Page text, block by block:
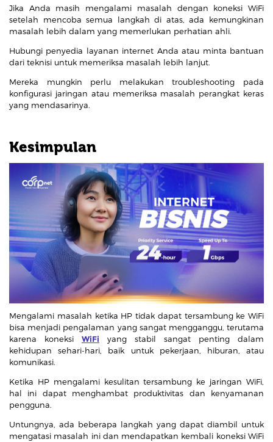
Jika Anda masih mengalami masalah dengan koneksi WiFi
setelah mencoba semua langkah di atas, ada kemungkinan
masalah lebih dalam yang memerlukan perhatian ahli.
Hubungi penyedia layanan internet Anda atau minta bantuan
dari teknisi untuk memeriksa masalah lebih lanjut.
Mereka mungkin perlu melakukan troubleshooting pada
konfigurasi jaringan atau memeriksa masalah perangkat keras
yang mendasarinya.
Kesimpulan
Mengalami masalah ketika HP tidak dapat tersambung ke WiFi
bisa menjadi pengalaman yang sangat mengganggu, terutama
karena koneksi WiFi yang stabil sangat penting dalam
kehidupan sehari-hari, baik untuk pekerjaan, hiburan, atau
komunikasi.
Ketika HP mengalami kesulitan tersambung ke jaringan WiFi,
hal ini dapat menghambat produktivitas dan kenyamanan
pengguna.
Untungnya, ada beberapa langkah yang dapat diambil untuk
mengatasi masalah ini dan mendapatkan kembali koneksi WiFi